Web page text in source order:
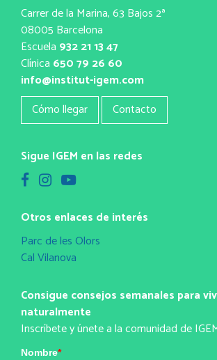
Carrer de la Marina, 63 Bajos 2ª
08005 Barcelona
Escuela 932 21 13 47
Clínica 650 79 26 60
info@institut-igem.com
Cómo llegar
Contacto
Sigue IGEM en las redes
Otros enlaces de interés
Parc de les Olors
Cal Vilanova
Consigue consejos semanales para
naturalmente
Inscríbete y únete a la comunidad de
Nombre*